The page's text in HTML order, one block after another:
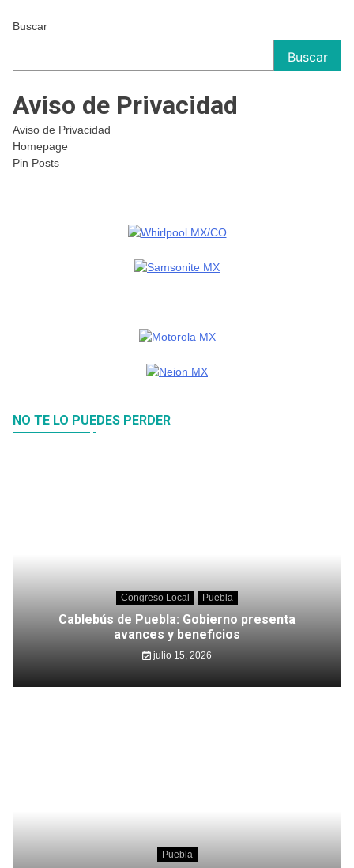
Buscar
Buscar
Aviso de Privacidad
Aviso de Privacidad
Homepage
Pin Posts
NO TE LO PUEDES PERDER
Congreso Local Puebla
Cablebús de Puebla: Gobierno presenta
avances y beneficios
julio 15, 2026
Puebla